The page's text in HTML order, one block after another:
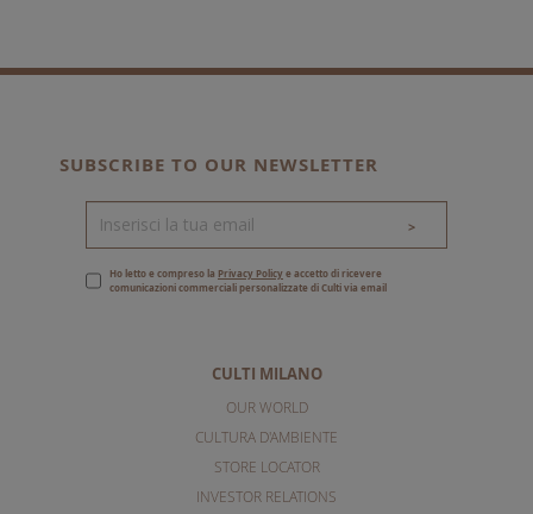
CULTI MILANO
OUR WORLD
CULTURA D'AMBIENTE
STORE LOCATOR
INVESTOR RELATIONS
SUBSCRIBE TO OUR NEWSLETTER
>
Ho letto e compreso la Privacy Policye accetto di ricevere
comunicazioni commerciali personalizzate di Culti via email